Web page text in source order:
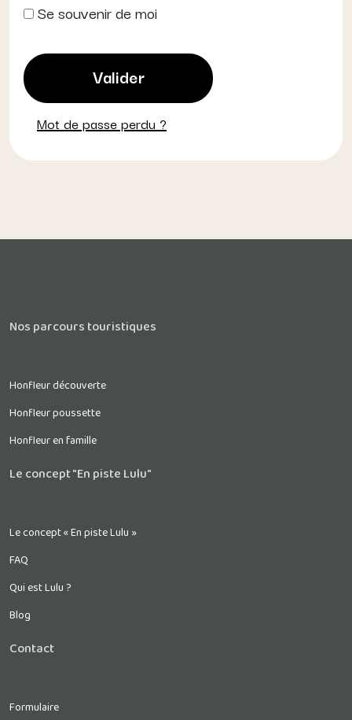
Se souvenir de moi
Mot de passe perdu ?
Nos parcours touristiques
Honfleur découverte
Honfleur poussette
Honfleur en famille
Le concept "En piste Lulu"
Le concept « En piste Lulu »
FAQ
Qui est Lulu ?
Blog
Contact
Formulaire